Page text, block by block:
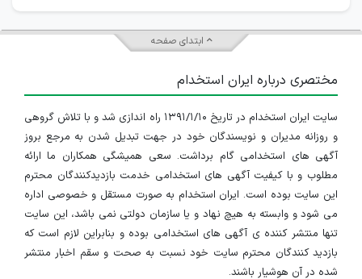
ابتدای صفحه
مختصری درباره ایران استخدام
سایت ایران استخدام در تاریخ ۱۳۹۱/۱/۱۰ راه اندازی شد و با تلاش گروهی
و روزانه مدیران و نویسندگان خود در جهت تبدیل شدن به مرجع بروز
آگهی های استخدامی گام برداشت. سعی همیشگی همکاران ما ارائه
مطلوب و با کیفیت آگهی های استخدامی خدمت بازدیدکنندگان محترم
این سایت بوده است. ایران استخدام به صورت مستقل و خصوصی اداره
می شود و وابسته به هیچ نهاد و یا سازمان دولتی نمی باشد، این سایت
تنها منتشر کننده ی آگهی های استخدامی بوده و بنابراین لازم است که
بازدید کنندگان محترم سایت خود نسبت به صحت و سقم اخبار منتشر
شده در آن هوشیار باشند.